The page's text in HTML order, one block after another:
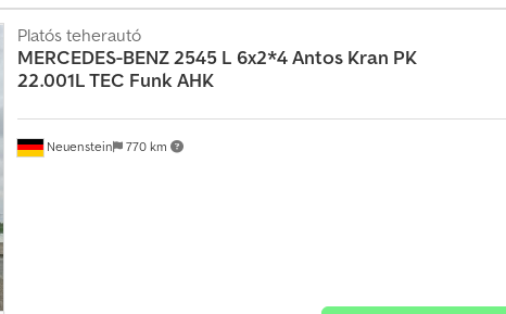
új műszaki vizsgára van szükség, szívesen adunk ajánlatot
Általános szállítási és fizetési feltételeink érvényesek.
Neuenstein 770 km
Platós teherautó
MERCEDES-BENZ2545 L 6x2*4 Antos Kran PK
22.001L TEC Funk AHK